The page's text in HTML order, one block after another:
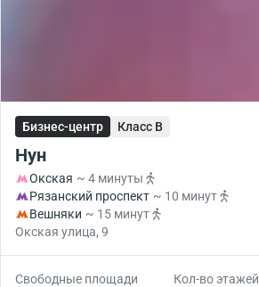
Бизнес-центр Класс B
Нун
Окская ~ 4 минуты
Рязанский проспект ~ 10 минут
Вешняки ~ 15 минут
Окская улица, 9
Свободные площади
Кол-во этажей